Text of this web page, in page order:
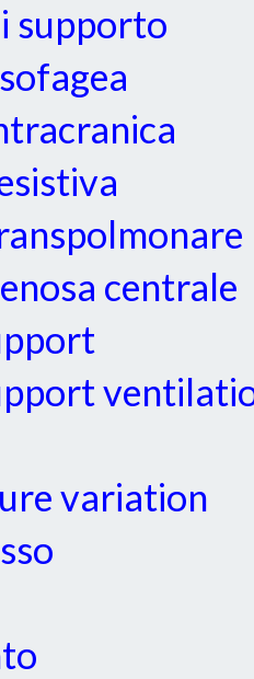
supporto
centrale
variation